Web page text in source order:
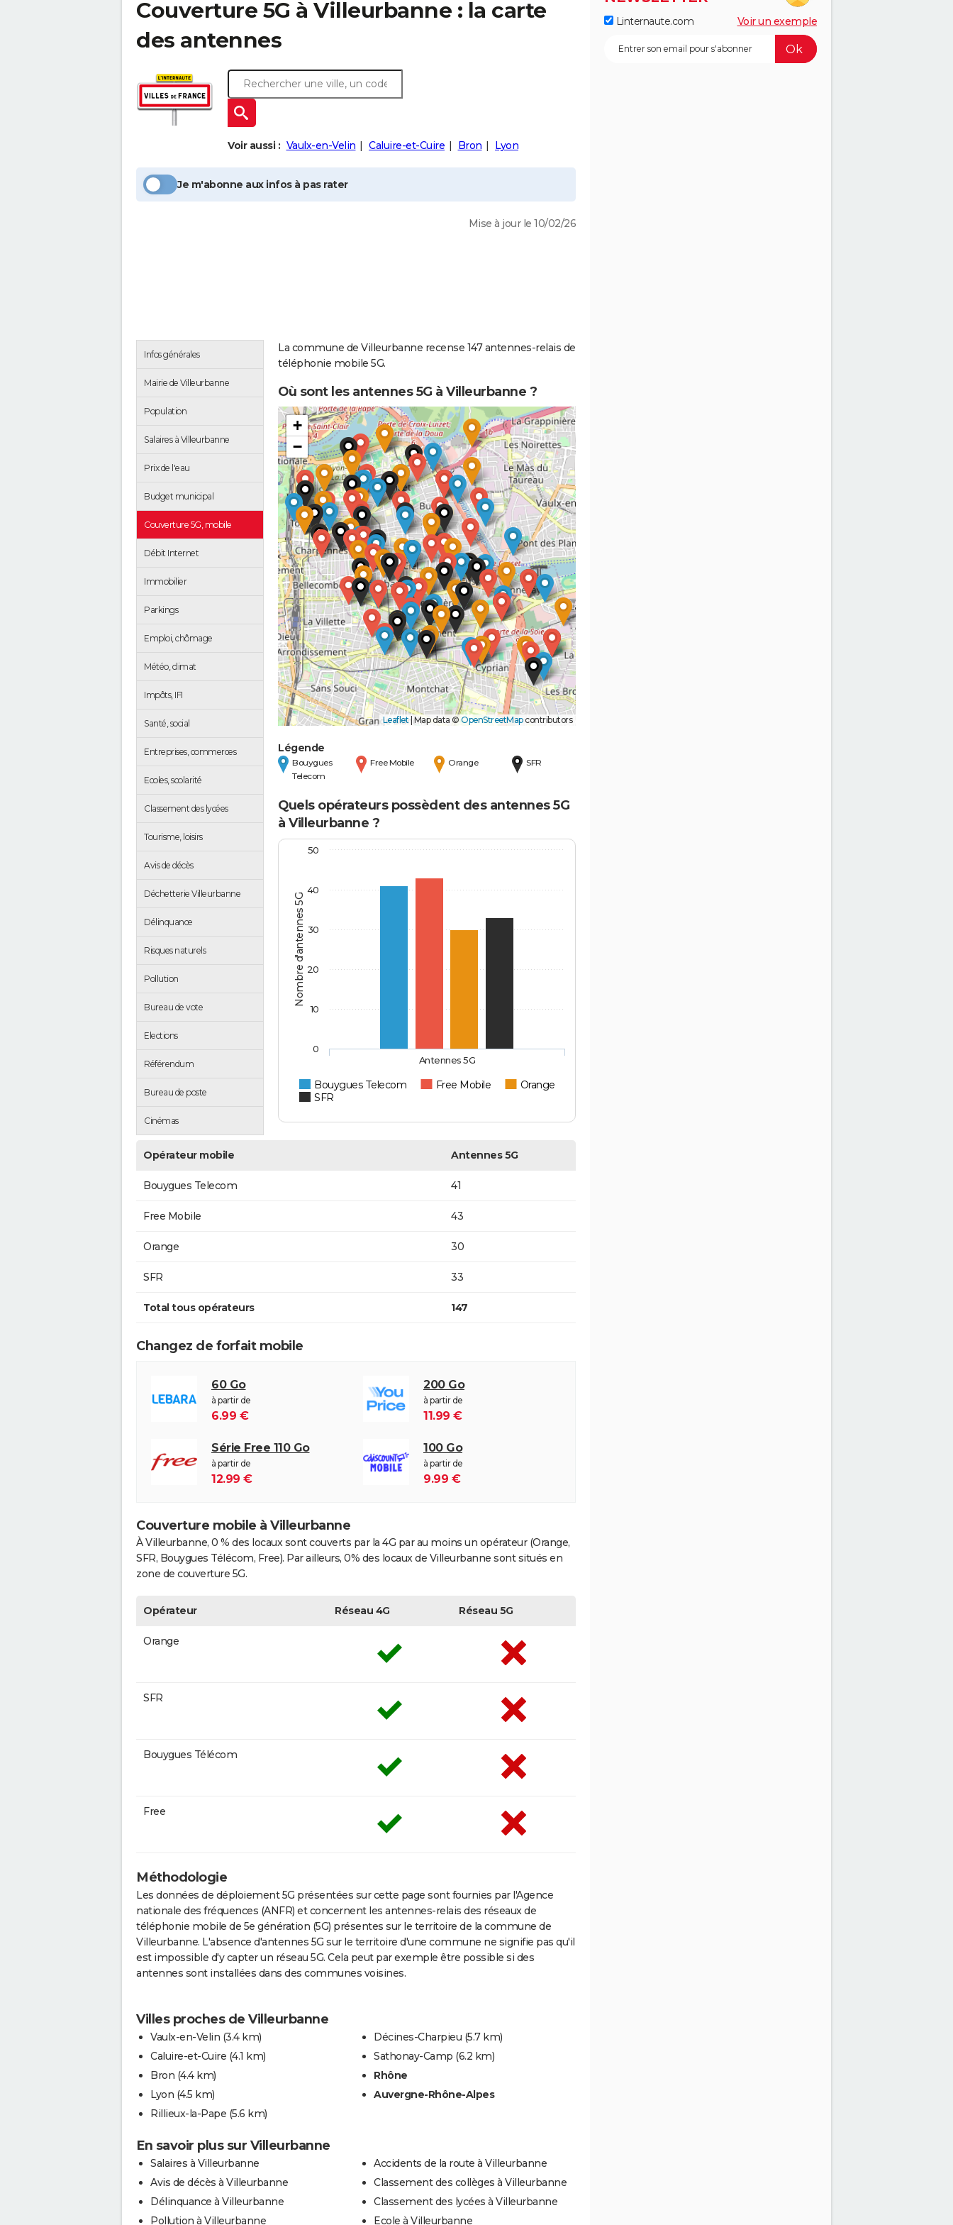
Couverture 5G à Villeurbanne : la carte
des antennes
Voir aussi : Vaulx-en-Velin Caluire-et-Cuire Bron Lyon
Je m'abonne aux infos à pas rater
Mise à jour le 10/02/26
Infos générales
Mairie de Villeurbanne
Population
Salaires à Villeurbanne
Prix de l'eau
Budget municipal
Couverture 5G, mobile
Débit Internet
Immobilier
Parkings
Emploi, chômage
Météo, climat
Impôts, IFI
Santé, social
Entreprises, commerces
Ecoles, scolarité
Classement des lycées
Tourisme, loisirs
Avis de décès
Déchetterie Villeurbanne
Délinquance
Risques naturels
Pollution
Bureau de vote
Elections
Référendum
Bureau de poste
Cinémas
La commune de Villeurbanne recense 147 antennes-relais de
téléphonie mobile 5G.
Où sont les antennes 5G à Villeurbanne ?
+
−
Leaflet| Map data © OpenStreetMapcontributors
Légende
Bouygues
Telecom
Free Mobile Orange SFR
Quels opérateurs possèdent des antennes 5G
à Villeurbanne ?
Nombre d'antennes 5G
Bouygues Telecom Free Mobile
Orange
SFR
Antennes 5G
0
10
20
30
40
50
Opérateur mobile Antennes 5G
Bouygues Telecom 41
Free Mobile 43
Orange 30
SFR 33
Total tous opérateurs 147
Changez de forfait mobile
60 Go
à partir de
6.99 €
200 Go
à partir de
11.99 €
Série Free 110 Go
à partir de
12.99 €
100 Go
à partir de
9.99 €
Couverture mobile à Villeurbanne
À Villeurbanne, 0 % des locaux sont couverts par la 4G par au moins un opérateur (Orange,
SFR, Bouygues Télécom, Free). Par ailleurs, 0% des locaux de Villeurbanne sont situés en
zone de couverture 5G.
Opérateur Réseau 4G Réseau 5G
Orange
SFR
Bouygues Télécom
Free
Méthodologie
Les données de déploiement 5G présentées sur cette page sont fournies par l'Agence
nationale des fréquences (ANFR) et concernent les antennes-relais des réseaux de
téléphonie mobile de 5e génération (5G) présentes sur le territoire de la commune de
Villeurbanne. L'absence d'antennes 5G sur le territoire d'une commune ne signifie pas qu'il
est impossible d'y capter un réseau 5G. Cela peut par exemple être possible si des
antennes sont installées dans des communes voisines.
Villes proches de Villeurbanne
Vaulx-en-Velin (3.4 km)
Caluire-et-Cuire (4.1 km)
Bron (4.4 km)
Lyon (4.5 km)
Rillieux-la-Pape (5.6 km)
Décines-Charpieu (5.7 km)
Sathonay-Camp (6.2 km)
Rhône
Auvergne-Rhône-Alpes
En savoir plus sur Villeurbanne
Salaires à Villeurbanne
Avis de décès à Villeurbanne
Délinquance à Villeurbanne
Pollution à Villeurbanne
Accidents de la route à Villeurbanne
Classement des collèges à Villeurbanne
Classement des lycées à Villeurbanne
Ecole à Villeurbanne
Linternaute.com Voir un exemple